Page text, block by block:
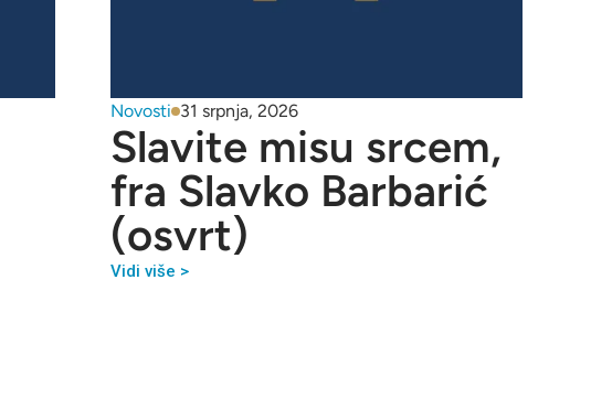
Novosti 31 srpnja, 2026
Slavite misu srcem,
fra Slavko Barbarić
(osvrt)
Vidi više >